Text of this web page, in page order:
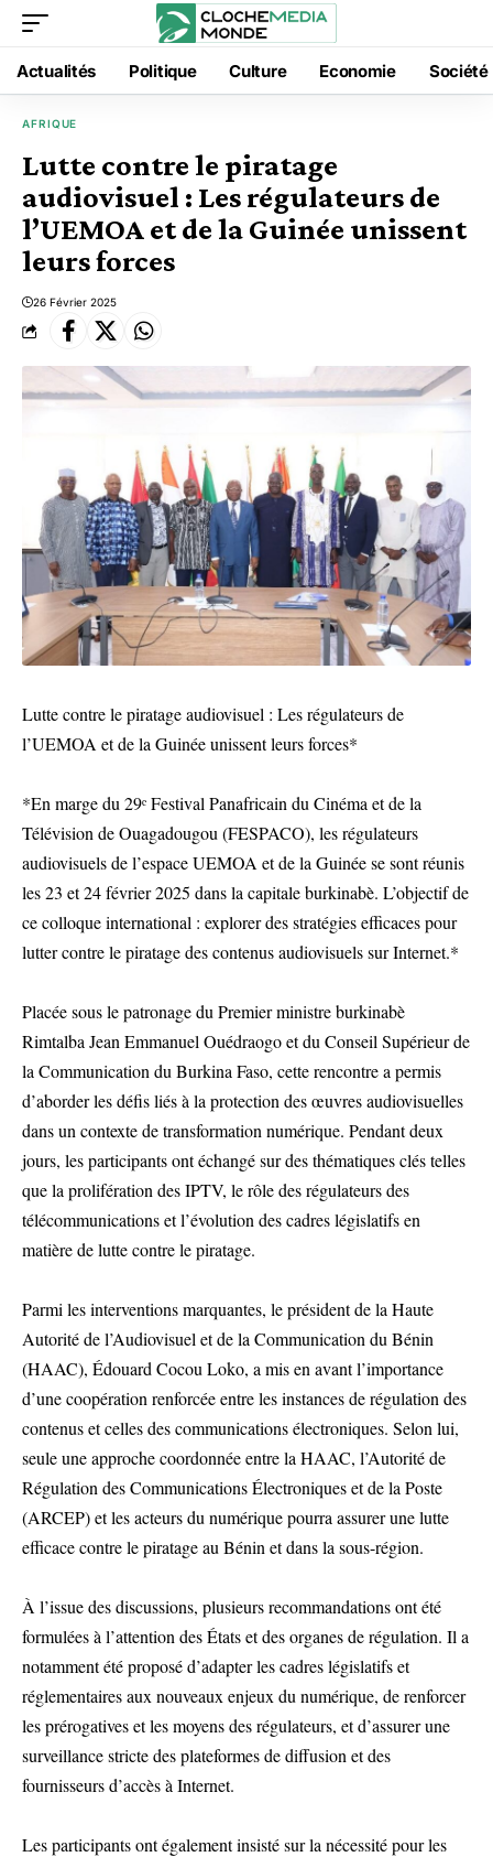
Actualités Politique Culture Economie Société
AFRIQUE
Lutte contre le piratage
audiovisuel : Les régulateurs de
l’UEMOA et de la Guinée unissent
leurs forces
26 Février 2025
Lutte contre le piratage audiovisuel : Les régulateurs de
l’UEMOA et de la Guinée unissent leurs forces*
*En marge du 29ᵉ Festival Panafricain du Cinéma et de la
Télévision de Ouagadougou (FESPACO), les régulateurs
audiovisuels de l’espace UEMOA et de la Guinée se sont réunis
les 23 et 24 février 2025 dans la capitale burkinabè. L’objectif de
ce colloque international : explorer des stratégies efficaces pour
lutter contre le piratage des contenus audiovisuels sur Internet.*
Placée sous le patronage du Premier ministre burkinabè
Rimtalba Jean Emmanuel Ouédraogo et du Conseil Supérieur de
la Communication du Burkina Faso, cette rencontre a permis
d’aborder les défis liés à la protection des œuvres audiovisuelles
dans un contexte de transformation numérique. Pendant deux
jours, les participants ont échangé sur des thématiques clés telles
que la prolifération des IPTV, le rôle des régulateurs des
télécommunications et l’évolution des cadres législatifs en
matière de lutte contre le piratage.
Parmi les interventions marquantes, le président de la Haute
Autorité de l’Audiovisuel et de la Communication du Bénin
(HAAC), Édouard Cocou Loko, a mis en avant l’importance
d’une coopération renforcée entre les instances de régulation des
contenus et celles des communications électroniques. Selon lui,
seule une approche coordonnée entre la HAAC, l’Autorité de
Régulation des Communications Électroniques et de la Poste
(ARCEP) et les acteurs du numérique pourra assurer une lutte
efficace contre le piratage au Bénin et dans la sous-région.
À l’issue des discussions, plusieurs recommandations ont été
formulées à l’attention des États et des organes de régulation. Il a
notamment été proposé d’adapter les cadres législatifs et
réglementaires aux nouveaux enjeux du numérique, de renforcer
les prérogatives et les moyens des régulateurs, et d’assurer une
surveillance stricte des plateformes de diffusion et des
fournisseurs d’accès à Internet.
Les participants ont également insisté sur la nécessité pour les